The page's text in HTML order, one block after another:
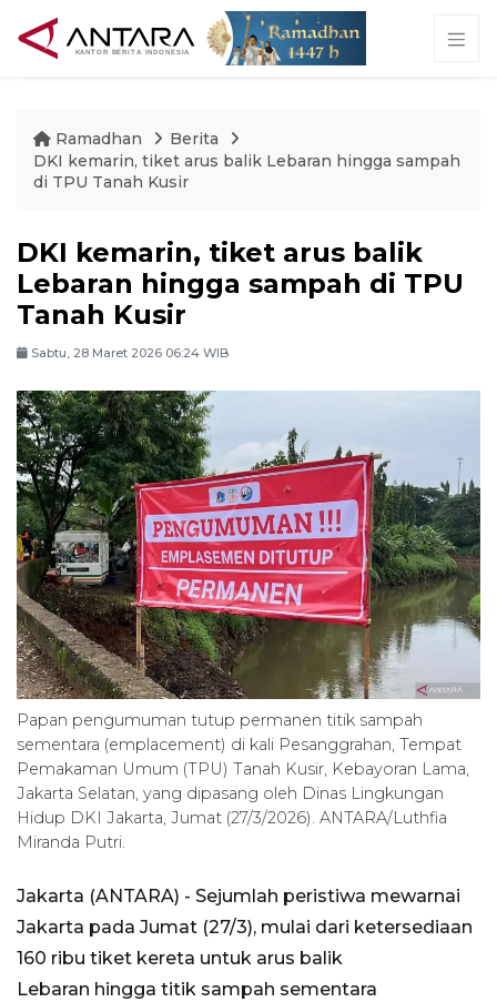
Ramadhan
Berita
DKI kemarin, tiket arus balik Lebaran hingga sampah
di TPU Tanah Kusir
DKI kemarin, tiket arus balik
Lebaran hingga sampah di TPU
Tanah Kusir
Sabtu, 28 Maret 2026 06:24 WIB
Papan pengumuman tutup permanen titik sampah
sementara (emplacement) di kali Pesanggrahan, Tempat
Pemakaman Umum (TPU) Tanah Kusir, Kebayoran Lama,
Jakarta Selatan, yang dipasang oleh Dinas Lingkungan
Hidup DKI Jakarta, Jumat (27/3/2026). ANTARA/Luthfia
Miranda Putri.
Jakarta (ANTARA) - Sejumlah peristiwa mewarnai
Jakarta pada Jumat (27/3), mulai dari ketersediaan
160 ribu tiket kereta untuk arus balik
Lebaran hingga titik sampah sementara